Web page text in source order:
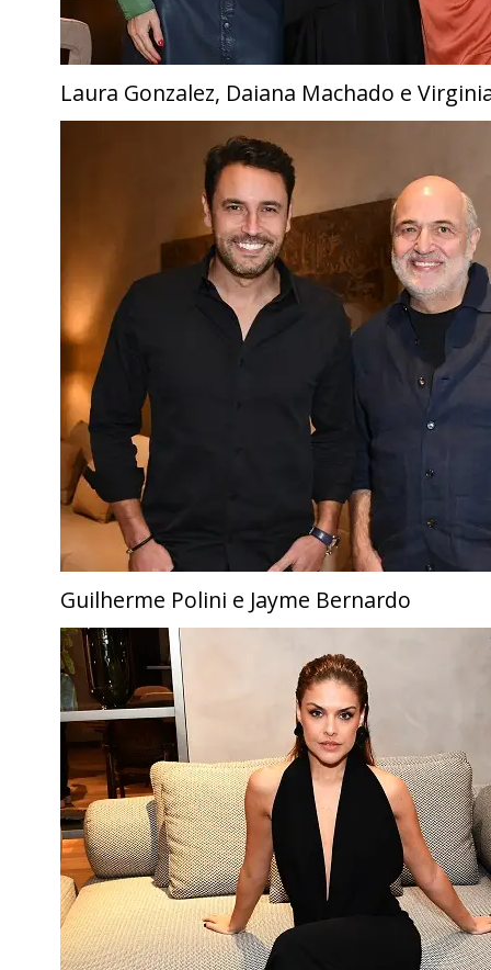
Laura Gonzalez, Daiana Machado e
Guilherme Polini e Jayme Bernardo